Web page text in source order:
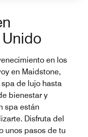
en los
en Maidstone,
de lujo hasta
bienestar y
spa están
Disfruta del
unos pasos de tu